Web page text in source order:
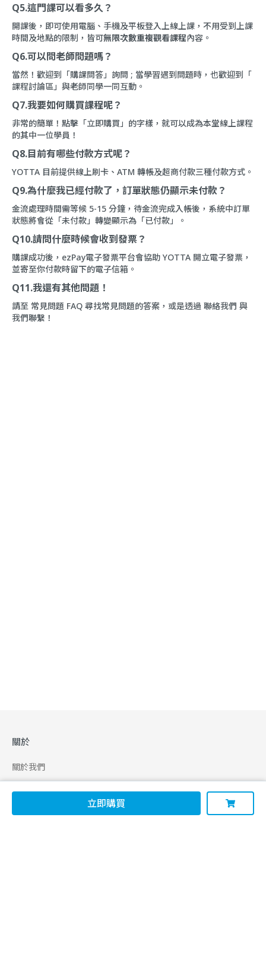
立即購買
Q5.這門課可以看多久？
開課後，即可使用電腦、手機及平板登入上線上課，不用受到上課
時間及地點的限制，皆可無限次數重複觀看課程內容。
Q6.可以問老師問題嗎？
當然！歡迎到「購課問答」詢問 ; 當學習遇到問題時，也歡迎到「
課程討論區」與老師同學一同互動。
Q7.我要如何購買課程呢？
非常的簡單！點擊「立即購買」的字樣，就可以成為本堂線上課程
的其中一位學員！
Q8.目前有哪些付款方式呢？
YOTTA 目前提供線上刷卡、ATM 轉帳及超商付款三種付款方式。
Q9.為什麼我已經付款了，訂單狀態仍顯示未付款？
金流處理時間需等候 5-15 分鐘，待金流完成入帳後，系統中訂單
狀態將會從「未付款」轉變顯示為「已付款」。
Q10.請問什麼時候會收到發票？
購課成功後，ezPay電子發票平台會協助 YOTTA 開立電子發票，
並寄至你付款時留下的電子信箱。
Q11.我還有其他問題！
請至 常見問題 FAQ 尋找常見問題的答案，或是透過 聯絡我們 與
我們聯繫！
關於
關於我們
合作申請